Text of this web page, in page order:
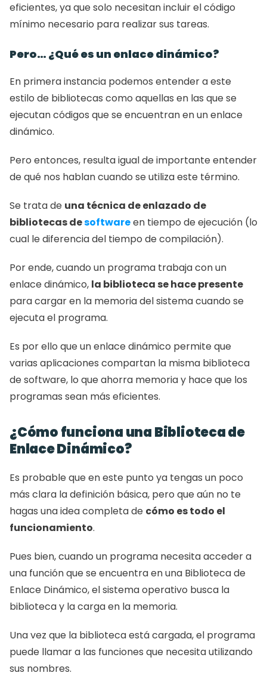
eficientes, ya que solo necesitan incluir el código
mínimo necesario para realizar sus tareas.
Pero… ¿Qué es un enlace dinámico?
En primera instancia podemos entender a este
estilo de bibliotecas como aquellas en las que se
ejecutan códigos que se encuentran en un enlace
dinámico.
Pero entonces, resulta igual de importante entender
de qué nos hablan cuando se utiliza este término.
Se trata de una técnica de enlazado de
bibliotecas de software en tiempo de ejecución (lo
cual le diferencia del tiempo de compilación).
Por ende, cuando un programa trabaja con un
enlace dinámico, la biblioteca se hace presente
para cargar en la memoria del sistema cuando se
ejecuta el programa.
Es por ello que un enlace dinámico permite que
varias aplicaciones compartan la misma biblioteca
de software, lo que ahorra memoria y hace que los
programas sean más eficientes.
¿Cómo funciona una Biblioteca de
Enlace Dinámico?
Es probable que en este punto ya tengas un poco
más clara la definición básica, pero que aún no te
hagas una idea completa de cómo es todo el
funcionamiento.
Pues bien, cuando un programa necesita acceder a
una función que se encuentra en una Biblioteca de
Enlace Dinámico, el sistema operativo busca la
biblioteca y la carga en la memoria.
Una vez que la biblioteca está cargada, el programa
puede llamar a las funciones que necesita utilizando
sus nombres.